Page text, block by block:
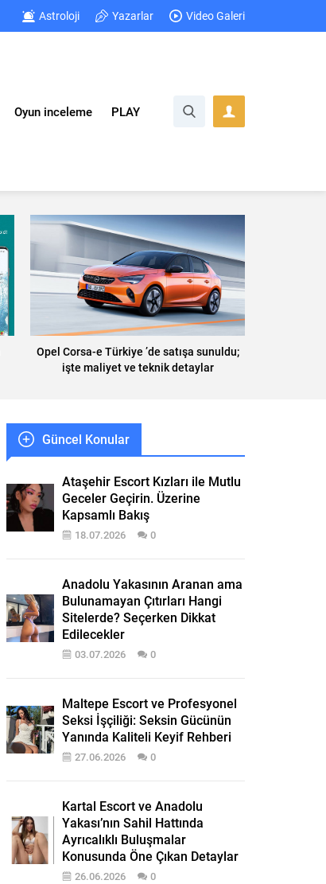
Astroloji Yazarlar Video Galeri
Oyun inceleme PLAY
Opel Corsa-e Türkiye ’de satışa sunuldu;
işte maliyet ve teknik detaylar
Güncel Konular
Ataşehir Escort Kızları ile Mutlu
Geceler Geçirin. Üzerine
Kapsamlı Bakış
18.07.2026 0
Anadolu Yakasının Aranan ama
Bulunamayan Çıtırları Hangi
Sitelerde? Seçerken Dikkat
Edilecekler
03.07.2026 0
Maltepe Escort ve Profesyonel
Seksi İşçiliği: Seksin Gücünün
Yanında Kaliteli Keyif Rehberi
27.06.2026 0
Kartal Escort ve Anadolu
Yakası’nın Sahil Hattında
Ayrıcalıklı Buluşmalar
Konusunda Öne Çıkan Detaylar
26.06.2026 0